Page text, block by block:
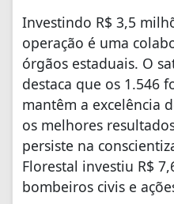
Investindo R$ 3,5
operação é uma
órgãos estaduais. O
destaca que os 1.546
mantêm a excelência
os melhores
persiste na
Florestal investiu R$
bombeiros civis e